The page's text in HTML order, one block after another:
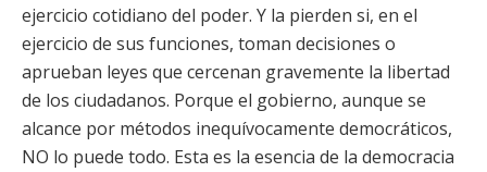
ejercicio cotidiano del poder. Y la pierden si, en el
ejercicio de sus funciones, toman decisiones o
aprueban leyes que cercenan gravemente la libertad
de los ciudadanos. Porque el gobierno, aunque se
alcance por métodos inequívocamente democráticos,
NO lo puede todo. Esta es la esencia de la democracia